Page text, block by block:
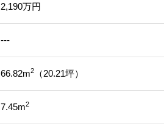
2,190万円
---
66.82m2 （20.21坪）
7.45m2